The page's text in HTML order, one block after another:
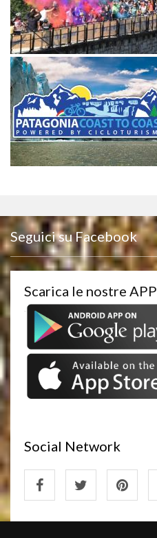
Seguici su Facebook
Scarica le nostre APP
Social Network